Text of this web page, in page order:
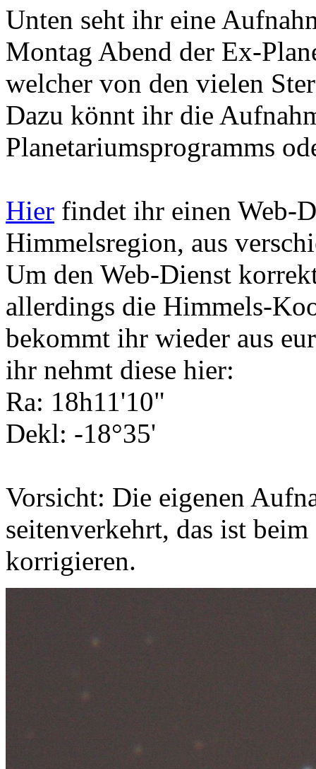
Unten seht ihr eine
Montag Abend der Ex-
welcher von den vielen
Dazu könnt ihr die
Planetariumsprogramms
Hier findet ihr einen Web-
Himmelsregion, aus
Um den Web-Dienst
allerdings die Himmels-
bekommt ihr wieder aus
ihr nehmt diese hier:
Ra: 18h11'10"
Dekl: -18°35'
Vorsicht: Die eigenen
seitenverkehrt, das ist
korrigieren.